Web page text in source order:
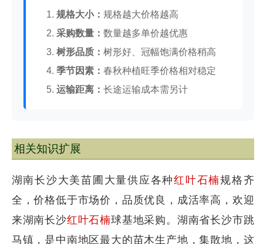
1. 规格大小： 规格越大价格越高
2. 采购数量： 数量越多单价越优惠
3. 树形品质： 树形好、冠幅饱满价格稍高
4. 季节因素： 春秋种植旺季价格相对稳定
5. 运输距离： 长途运输成本需另计
相关知识扩展
湖南长沙大美苗圃大量供应各种红叶石楠规格齐
全，价格低于市场价，品质优良，成活率高，欢迎
来湖南长沙红叶石楠球基地采购。湖南省长沙市跳
马镇，是中南地区最大的苗木生产地，集散地，这